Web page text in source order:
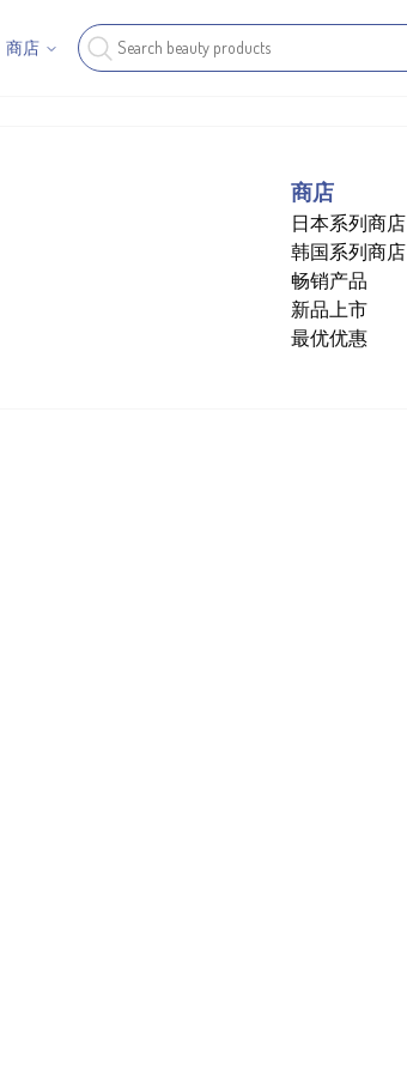
商店
商店
日本系列商店
韩国系列商店
畅销产品
新品上市
最优优惠